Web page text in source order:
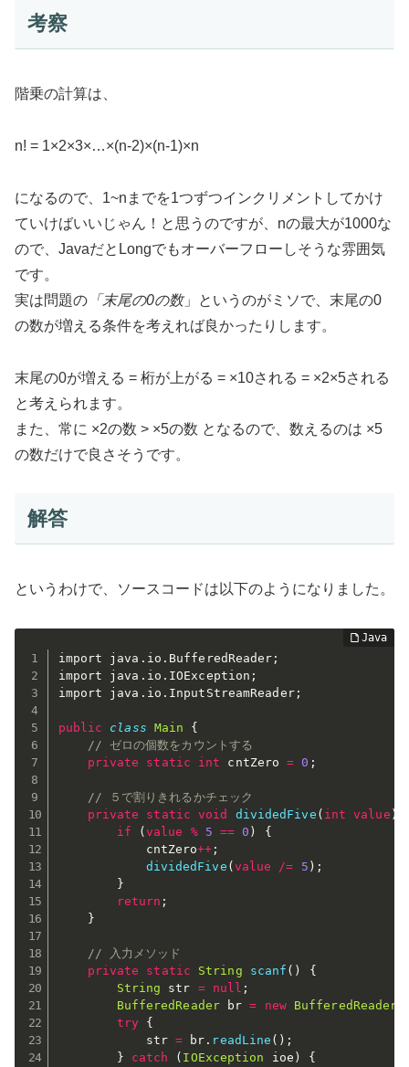
考察
階乗の計算は、
n! = 1×2×3×…×(n-2)×(n-1)×n
になるので、1~nまでを1つずつインクリメントしてかけ
ていけばいいじゃん！と思うのですが、nの最大が1000な
ので、JavaだとLongでもオーバーフローしそうな雰囲気
です。
実は問題の 「末尾の0の数」というのがミソで、末尾の0
の数が増える条件を考えれば良かったりします。
末尾の0が増える = 桁が上がる = ×10される = ×2×5される
と考えられます。
また、常に ×2の数 > ×5の数 となるので、数えるのは ×5
の数だけで良さそうです。
解答
というわけで、ソースコードは以下のようになりました。
import java . io . BufferedReader ;
import java . io . IOException ;
import java . io . InputStreamReader;
public class Main
{
// ゼロの個数をカウントする
private
static int cntZero = 0 ;
// ５で割りきれるかチェック
private
static void dividedFive ( int value )
if
( value % 5 == 0 )
{
			cntZero
++ ;
dividedFive ( value /= 5 ) ;
}
return ;
}
// 入力メソッド
private
static String scanf ( )
{
String str = null ;
BufferedReader br = new BufferedReader
try
{
			str
= br . readLine ( ) ;
}
catch ( IOException ioe ) {